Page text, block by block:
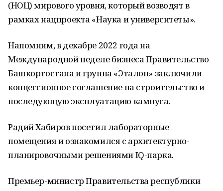
(НОЦ) мирового уровня, который возводят в
рамках нацпроекта «Наука и университеты».
Напомним, в декабре 2022 года на
Международной неделе бизнеса Правительство
Башкортостана и группа «Эталон» заключили
концессионное соглашение на строительство и
последующую эксплуатацию кампуса.
Радий Хабиров посетил лабораторные
помещения и ознакомился с архитектурно-
планировочными решениями IQ-парка.
Премьер-министр Правительства республики